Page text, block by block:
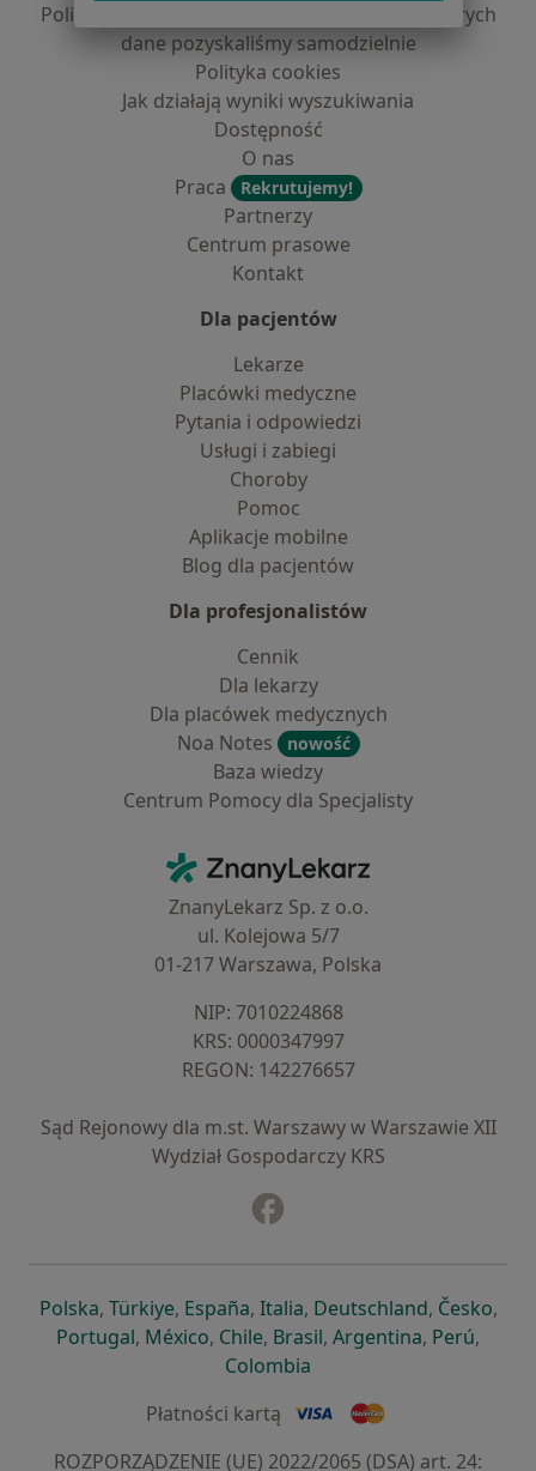
Polityka prywatności dla profesjonalistów, których
dane pozyskaliśmy samodzielnie
Polityka cookies
Jak działają wyniki wyszukiwania
Dostępność
O nas
Praca
Rekrutujemy!
Partnerzy
Centrum prasowe
Kontakt
Dla pacjentów
Lekarze
Placówki medyczne
Pytania i odpowiedzi
Usługi i zabiegi
Choroby
Pomoc
Aplikacje mobilne
Blog dla pacjentów
Dla profesjonalistów
Cennik
Dla lekarzy
Dla placówek medycznych
Noa Notes
nowość
Baza wiedzy
Centrum Pomocy dla Specjalisty
ZnanyLekarz - Strona główna
ZnanyLekarz Sp. z o.o.
ul. Kolejowa 5/7
01-217 Warszawa, Polska
NIP: ⁠7010224868
KRS: ⁠0000347997
REGON: ⁠142276657
Sąd Rejonowy dla m.st. Warszawy w Warszawie XII
Wydział Gospodarczy KRS
Polskaotwiera się w nowej karcie
, Türkiyeotwiera się w nowej karcie
, Españaotwiera się w nowej karcie
, Italiaotwiera się w nowej
, Deutschlandotwiera się
, Česko,
Portugalotwiera się w nowej karcie
, Méxicootwiera się w nowej karcie
, Chileotwiera się w nowej karcie
, Brasilotwiera się w nowej
, Argentinaotwiera się
, Perú,
Colombia
Płatności kartą
ROZPORZĄDZENIE (UE) 2022/2065 (DSA) art. 24: